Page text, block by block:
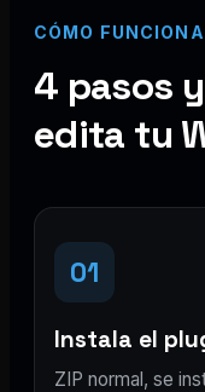
CÓMO FUNCIONA
4 pasos
edita tu
01
Instala el
ZIP normal, se